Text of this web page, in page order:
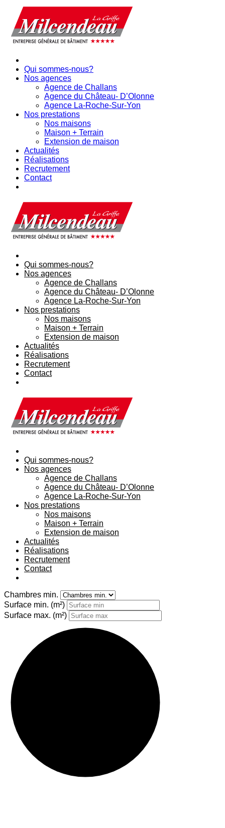
Qui sommes-nous?
Nos agences
Agence de Challans
Agence du Château- D’Olonne
Agence La-Roche-Sur-Yon
Nos prestations
Nos maisons
Maison + Terrain
Extension de maison
Actualités
Réalisations
Recrutement
Contact
Qui sommes-nous?
Nos agences
Agence de Challans
Agence du Château- D’Olonne
Agence La-Roche-Sur-Yon
Nos prestations
Nos maisons
Maison + Terrain
Extension de maison
Actualités
Réalisations
Recrutement
Contact
Qui sommes-nous?
Nos agences
Agence de Challans
Agence du Château- D’Olonne
Agence La-Roche-Sur-Yon
Nos prestations
Nos maisons
Maison + Terrain
Extension de maison
Actualités
Réalisations
Recrutement
Contact
Chambres min.
Surface min. (m²)
Surface max. (m²)